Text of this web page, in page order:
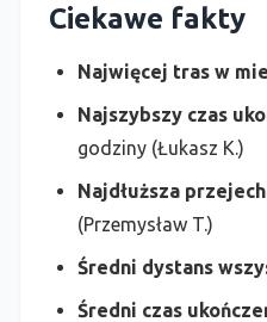
Ciekawe fakty
Najwięcej tras w
Najszybszy czas
godziny (Łukasz K.)
Najdłuższa
(Przemysław T.)
Średni dystans
Średni czas